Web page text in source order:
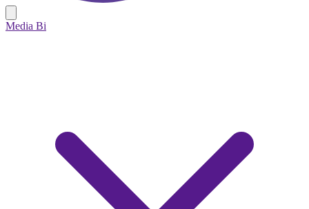
Media Bi